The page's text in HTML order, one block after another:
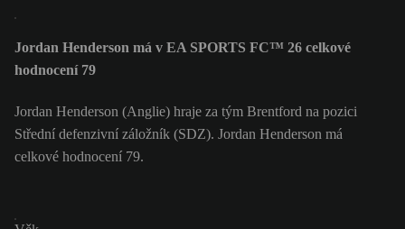
Jordan Henderson má v EA SPORTS FC™ 26 celkové
hodnocení 79
Jordan Henderson (Anglie) hraje za tým Brentford na pozici
Střední defenzivní záložník (SDZ). Jordan Henderson má
celkové hodnocení 79.